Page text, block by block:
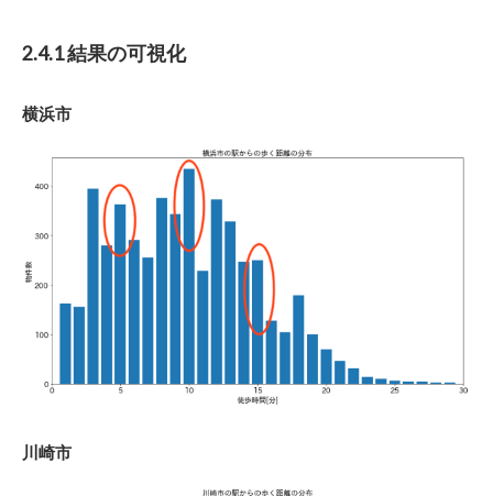
2.4.1 結果の可視化
横浜市
川崎市